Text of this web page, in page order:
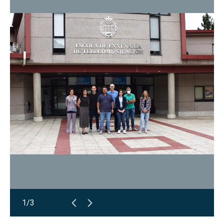
1/3